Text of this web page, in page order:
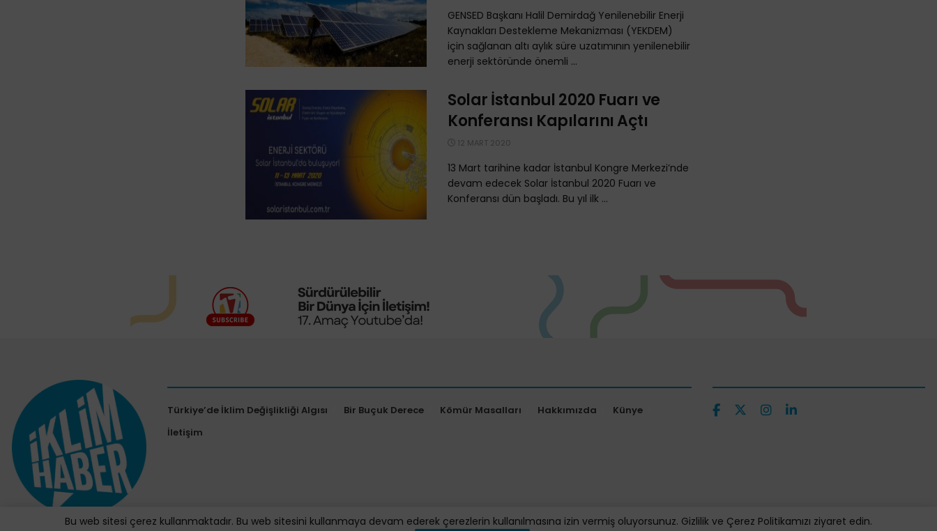
GENSED Başkanı Halil Demirdağ Yenilenebilir Enerji
Kaynakları Destekleme Mekanizması (YEKDEM)
için sağlanan altı aylık süre uzatımının yenilenebilir
enerji sektöründe önemli ...
Solar İstanbul 2020 Fuarı ve
Konferansı Kapılarını Açtı
12 MART 2020
13 Mart tarihine kadar İstanbul Kongre Merkezi’nde
devam edecek Solar İstanbul 2020 Fuarı ve
Konferansı dün başladı. Bu yıl ilk ...
Türkiye’de İklim Değişlikliği Algısı Bir Buçuk Derece Kömür Masalları Hakkımızda
Künye
İletişim
Bu web sitesi çerez kullanmaktadır. Bu web sitesini kullanmaya devam ederek çerezlerin kullanılmasına izin vermiş oluyorsunuz. Gizlilik ve Çerez Politikamızı ziyaret edin.